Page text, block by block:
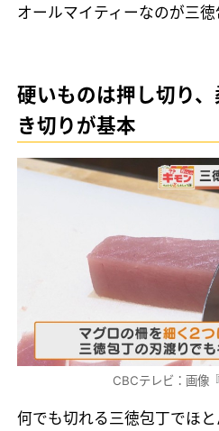
オールマイティーなのが三徳
硬いものは押し切り、
き切りが基本
CBCテレビ：画像
何でも切れる三徳包丁でほ